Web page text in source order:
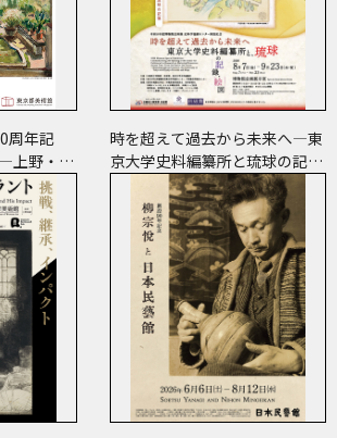
周年記
上野・大
ス
時を超えて過去から未来へ―東
京大学史料編纂所と琉球の記
録・絵図―